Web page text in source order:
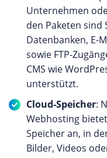
Erfahrungen
durchlesen.
der Möglichkeit,
skalieren, sind die
Anwendungen wie
oder
Webhosting bietet
garantierte
Unternehmen
online bleibt. Mit
Betriebssystemen
Unternehmen
den Paketen sind
Datenbanken, E-
sowie FTP-
CMS wie
unterstützt.
Cloud-Speicher:
Webhosting
Speicher an, in
Bilder, Videos